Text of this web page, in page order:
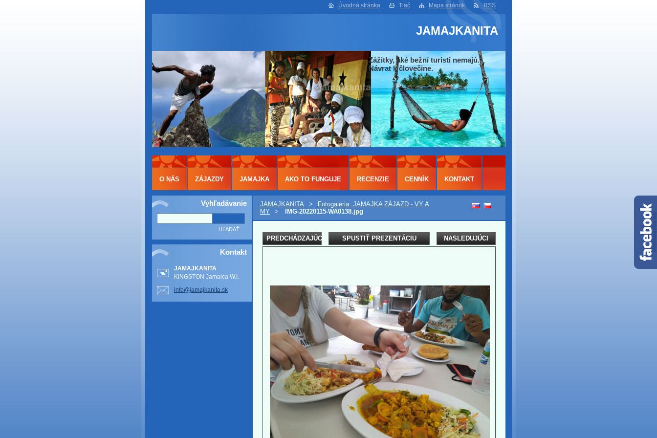
Úvodná stránka Tlač Mapa stránok RSS
JAMAJKANITA
Zážitky, aké bežní turisti nemajú.
Návrat k človečine.
Vyhľadávanie
Kontakt
JAMAJKANITA
KINGSTON Jamaica W.I.
info@jamajkanita.sk
JAMAJKANITA >
Fotogaléria: JAMAJKA ZÁJAZD - VY A
MY
> IMG-20220115-WA0138.jpg
PREDCHÁDZAJÚCI SPUSTIŤ PREZENTÁCIU NASLEDUJÚCI
O NÁS ZÁJAZDY JAMAJKA AKO TO FUNGUJE RECENZIE CENNÍK KONTAKT